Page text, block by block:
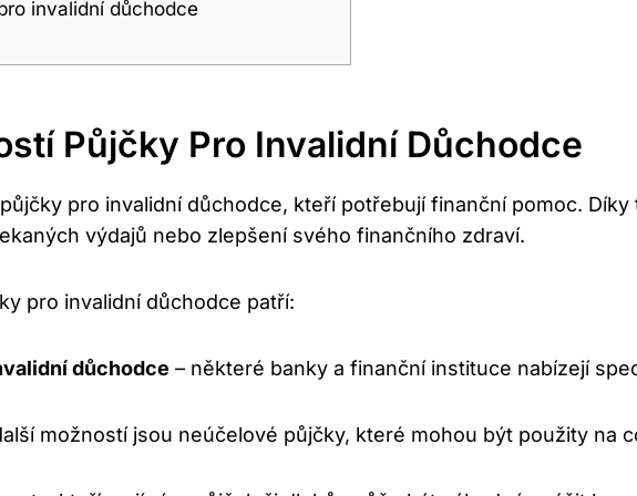
invalidní důchodce
Půjčky Pro Invalidní Důchodce
pro invalidní důchodce, kteří potřebují finanční pomoc.
výdajů nebo zlepšení svého finančního zdraví.
pro invalidní důchodce patří:
důchodce – některé banky a finanční instituce nabízejí
možností jsou neúčelové půjčky, které mohou být použity na